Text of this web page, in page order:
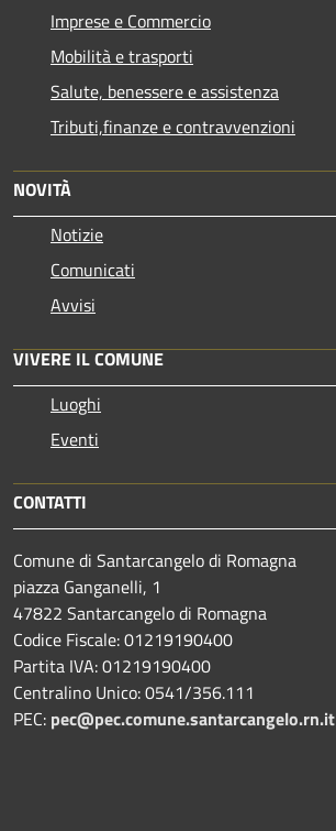
Imprese e Commercio
Mobilità e trasporti
Salute, benessere e assistenza
Tributi,finanze e contravvenzioni
NOVITÀ
Notizie
Comunicati
Avvisi
VIVERE IL COMUNE
Luoghi
Eventi
CONTATTI
Comune di Santarcangelo di Romagna
piazza Ganganelli, 1
47822 Santarcangelo di Romagna
Codice Fiscale: 01219190400
Partita IVA: 01219190400
Centralino Unico: 0541/356.111
PEC: pec@pec.comune.santarcangelo.rn.it